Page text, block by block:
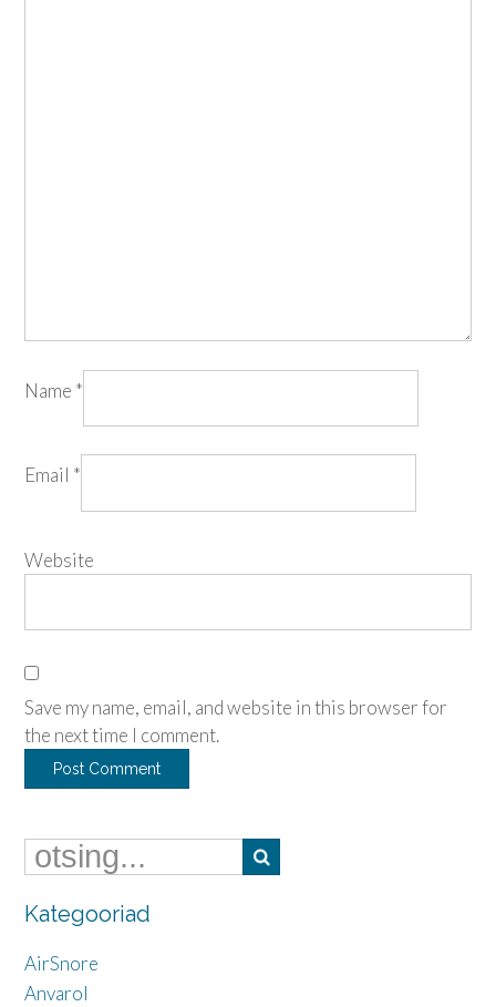
Name *
Email *
Website
Save my name, email, and website in this browser for
the next time I comment.
Kategooriad
AirSnore
Anvarol